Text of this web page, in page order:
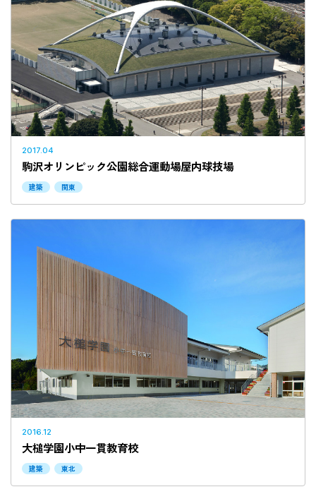
2017.04
駒沢オリンピック公園総合運動場屋内球技場
建築 関東
2016.12
大槌学園小中一貫教育校
建築 東北